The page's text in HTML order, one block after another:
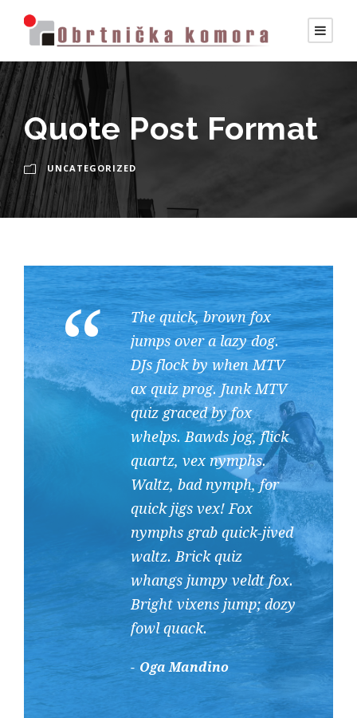
Quote Post Format
UNCATEGORIZED
“
The quick, brown fox
jumps over a lazy dog.
DJs flock by when MTV
ax quiz prog. Junk MTV
quiz graced by fox
whelps. Bawds jog, flick
quartz, vex nymphs.
Waltz, bad nymph, for
quick jigs vex! Fox
nymphs grab quick-jived
waltz. Brick quiz
whangs jumpy veldt fox.
Bright vixens jump; dozy
fowl quack.
Oga Mandino